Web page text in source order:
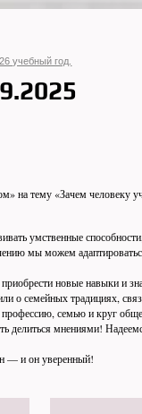
учебный год.
на тему «Зачем человеку
умственные
мы можем
новые навыки и
о семейных традициях,
профессию, семью и круг
делиться мнениями!
— и он уверенный!